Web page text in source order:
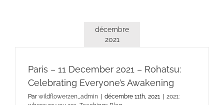
décembre
2021
Paris – 11 December 2021 – Rohatsu:
Celebrating Everyone’s Awakening
Par wildflowerzen_admin | décembre 11th, 2021 | 2021: